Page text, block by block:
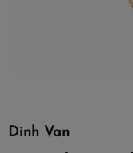
Dinh Van